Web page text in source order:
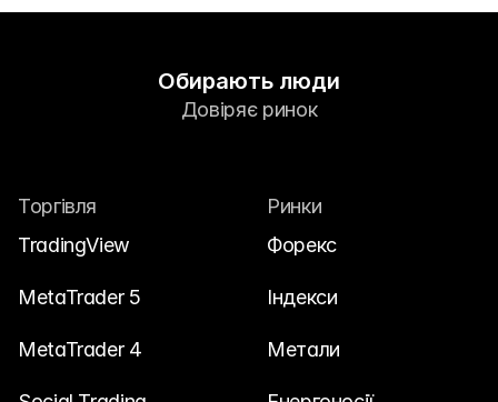
Обирають люди
Довіряє ринок
Торгівля
TradingView
MetaTrader 5
MetaTrader 4
Ринки
Форекс
Індекси
Метали